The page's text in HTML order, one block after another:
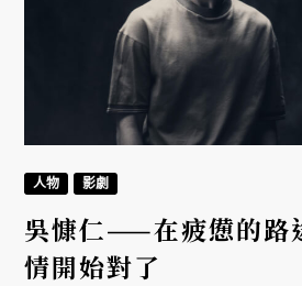
人物 影劇
吳慷仁——在疲憊的路
情開始對了